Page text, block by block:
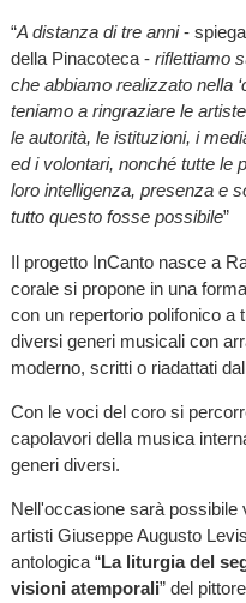
“A distanza di tre anni- spiega
della Pinacoteca - riflettiamo
che abbiamo realizzato nella
teniamo a ringraziare le
le autorità, le istituzioni, i
ed i volontari, nonché tutte le
loro intelligenza, presenza e
tutto questo fosse possibile”
Il progetto InCanto nasce a
corale si propone in una
con un repertorio polifonico a
diversi generi musicali con
moderno, scritti o riadattati
Con le voci del coro si
capolavori della musica
generi diversi.
Nell'occasione sarà possibile
artisti Giuseppe Augusto
antologica “La liturgia del
visioni atemporali” del pittore